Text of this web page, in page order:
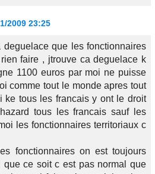
2009 23:25
que les fonctionnaires
faire , jtrouve ca deguelace k
1100 euros par moi ne puisse
comme tout le monde apres tout
ke tous les francais y ont le droit
tous les francais sauf les
les fonctionnaires territoriaux c
fonctionnaires on est toujours
ce soit c est pas normal que